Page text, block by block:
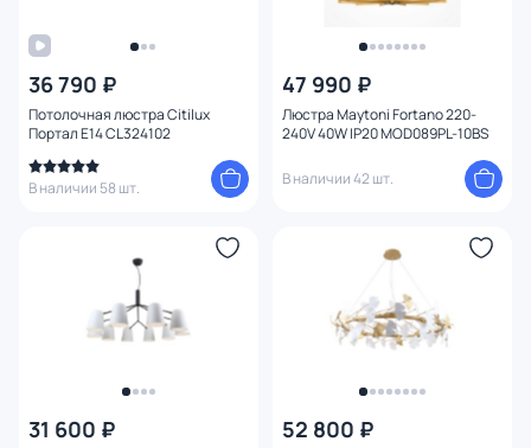
36 790 ₽
Потолочная люстра Citilux
Портал E14 CL324102
В наличии 58 шт.
47 990 ₽
Люстра Maytoni Fortano 220-
240V 40W IP20 MOD089PL-10BS
В наличии 42 шт.
31 600 ₽ 52 800 ₽